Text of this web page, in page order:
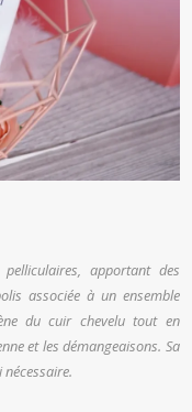
apportant des
associée à un ensemble
du cuir chevelu tout en
et les démangeaisons. Sa